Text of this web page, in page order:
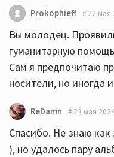
Prokophieff 22 мая
Вы молодец.
гуманитарную
Сам я предпочитаю
носители, но иногда
ReDamn 22 мая
Спасибо. Не знаю как
), но удалось пару